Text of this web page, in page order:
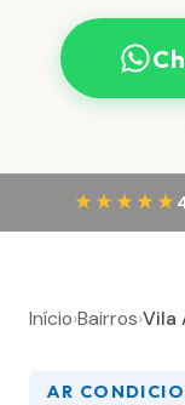
★★★★★
Início›Bairros›Vila
AR